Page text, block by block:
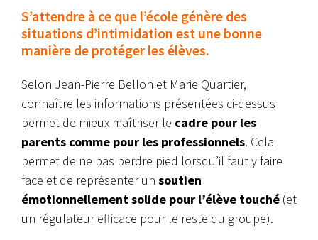
S’attendre à ce que l’école génère des
situations d’intimidation est une bonne
manière de protéger les élèves.
Selon Jean-Pierre Bellon et Marie Quartier,
connaître les informations présentées ci-dessus
permet de mieux maîtriser le cadre pour les
parents comme pour les professionnels. Cela
permet de ne pas perdre pied lorsqu’il faut y faire
face et de représenter un soutien
émotionnellement solide pour l’élève touché (et
un régulateur efficace pour le reste du groupe).